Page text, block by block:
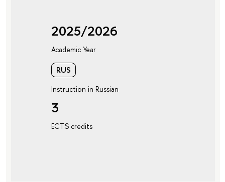
2025/2026
Academic Year
RUS
Instruction in Russian
3
ECTS credits